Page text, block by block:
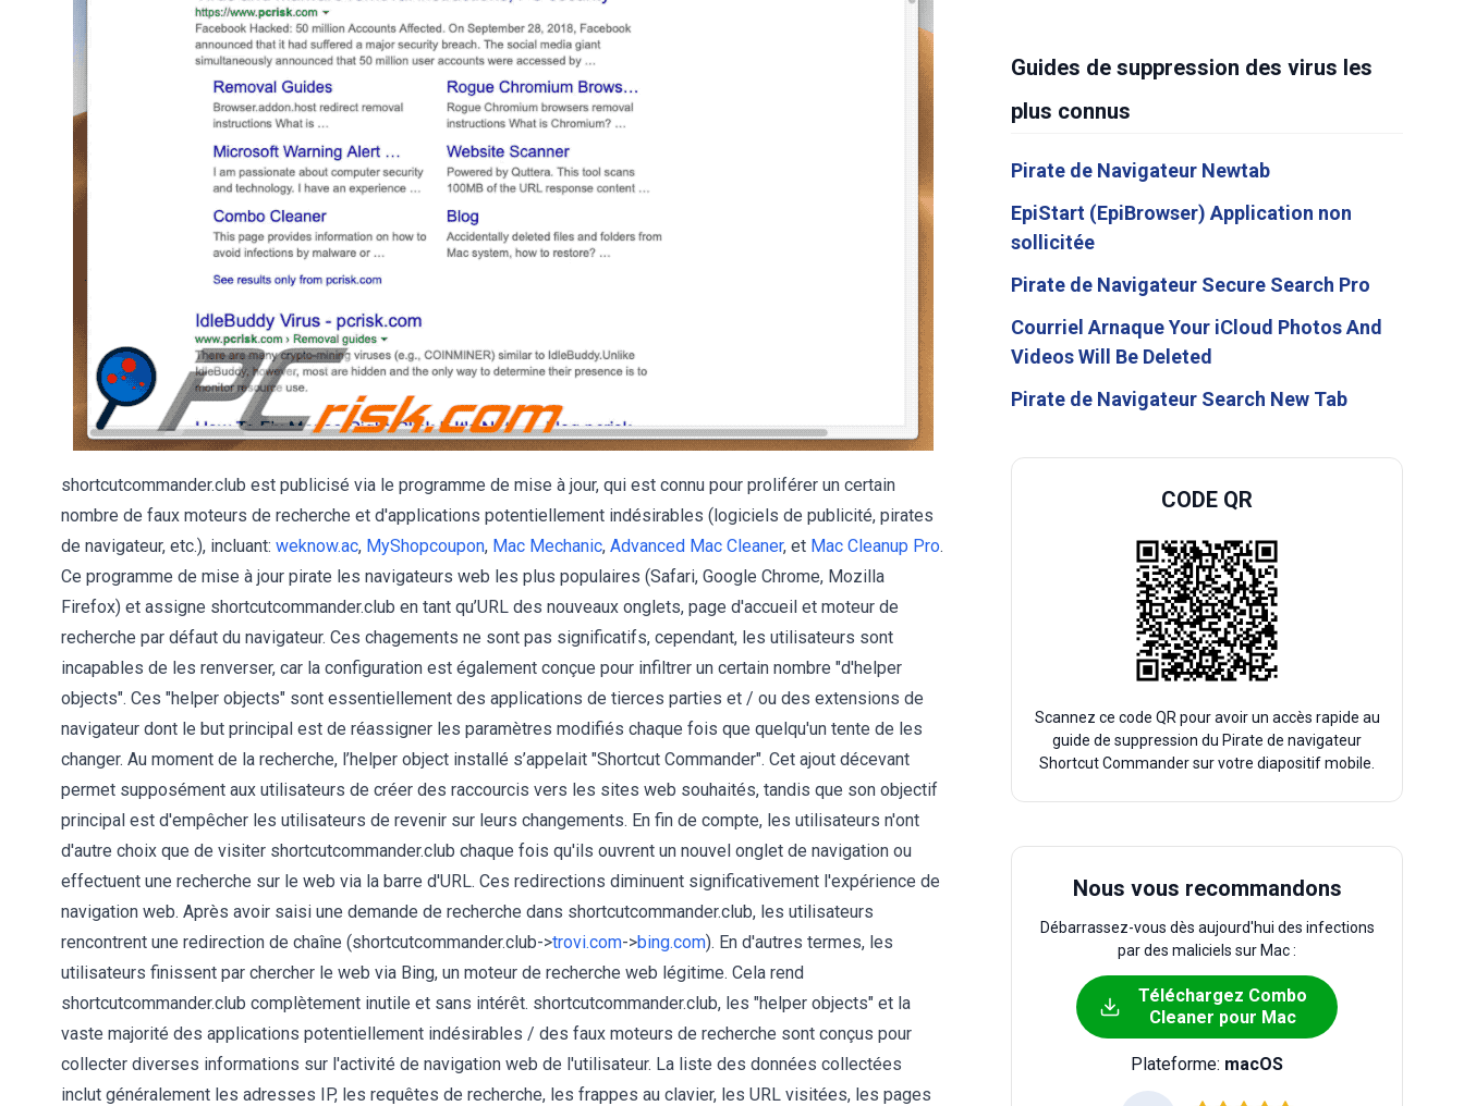
shortcutcommander.club est publicisé via le programme de mise à jour, qui est connu pour proliférer un certain
nombre de faux moteurs de recherche et d'applications potentiellement indésirables (logiciels de publicité, pirates
de navigateur, etc.), incluant: weknow.ac, MyShopcoupon, Mac Mechanic, Advanced Mac Cleaner, et Mac Cleanup Pro.
Ce programme de mise à jour pirate les navigateurs web les plus populaires (Safari, Google Chrome, Mozilla
Firefox) et assigne shortcutcommander.club en tant qu’URL des nouveaux onglets, page d'accueil et moteur de
recherche par défaut du navigateur. Ces chagements ne sont pas significatifs, cependant, les utilisateurs sont
incapables de les renverser, car la configuration est également conçue pour infiltrer un certain nombre "d'helper
objects". Ces "helper objects" sont essentiellement des applications de tierces parties et / ou des extensions de
navigateur dont le but principal est de réassigner les paramètres modifiés chaque fois que quelqu'un tente de les
changer. Au moment de la recherche, l’helper object installé s’appelait "Shortcut Commander". Cet ajout décevant
permet supposément aux utilisateurs de créer des raccourcis vers les sites web souhaités, tandis que son objectif
principal est d'empêcher les utilisateurs de revenir sur leurs changements. En fin de compte, les utilisateurs n'ont
d'autre choix que de visiter shortcutcommander.club chaque fois qu'ils ouvrent un nouvel onglet de navigation ou
effectuent une recherche sur le web via la barre d'URL. Ces redirections diminuent significativement l'expérience de
navigation web. Après avoir saisi une demande de recherche dans shortcutcommander.club, les utilisateurs
rencontrent une redirection de chaîne (shortcutcommander.club->trovi.com->bing.com). En d'autres termes, les
utilisateurs finissent par chercher le web via Bing, un moteur de recherche web légitime. Cela rend
shortcutcommander.club complètement inutile et sans intérêt. shortcutcommander.club, les "helper objects" et la
vaste majorité des applications potentiellement indésirables / des faux moteurs de recherche sont conçus pour
collecter diverses informations sur l'activité de navigation web de l'utilisateur. La liste des données collectées
inclut généralement les adresses IP, les requêtes de recherche, les frappes au clavier, les URL visitées, les pages
Guides de suppression des virus les
plus connus
Pirate de Navigateur Newtab
EpiStart (EpiBrowser) Application non
sollicitée
Pirate de Navigateur Secure Search Pro
Courriel Arnaque Your iCloud Photos And
Videos Will Be Deleted
Pirate de Navigateur Search New Tab
CODE QR
Scannez ce code QR pour avoir un accès rapide au
guide de suppression du Pirate de navigateur
Shortcut Commander sur votre diapositif mobile.
Nous vous recommandons
Débarrassez-vous dès aujourd'hui des infections
par des maliciels sur Mac :
Téléchargez Combo
Cleaner pour Mac
Plateforme: macOS